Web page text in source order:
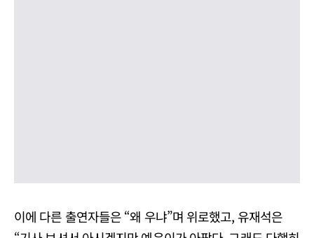
이에 다른 출연자들은 “왜 우냐”며 위로했고, 유재석은